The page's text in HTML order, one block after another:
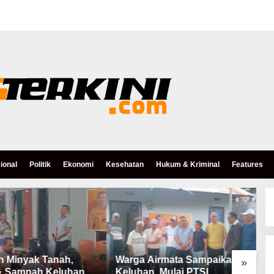
Politik Ekonomi Kesehatan Hukum & Kriminal Features
»
Minyak Tanah,
Warga Airmata Sampaikan